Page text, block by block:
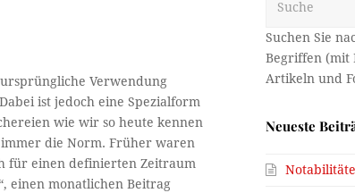
Verwendung
ist jedoch eine Spezialform
wie wir so heute kennen
die Norm. Früher waren
für einen definierten Zeitraum
einen monatlichen Beitrag
Neueste